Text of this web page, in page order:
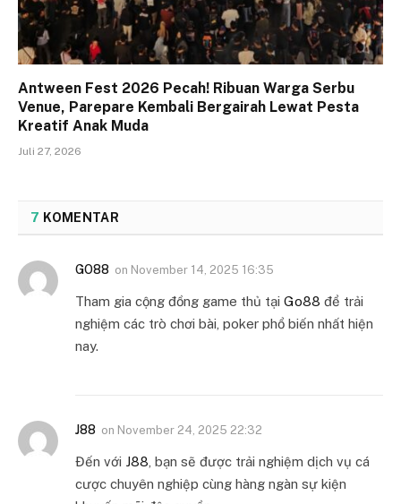
Antween Fest 2026 Pecah! Ribuan Warga Serbu
Venue, Parepare Kembali Bergairah Lewat Pesta
Kreatif Anak Muda
Juli 27, 2026
7 KOMENTAR
GO88 on November 14, 2025 16:35
Tham gia cộng đồng game thủ tại Go88 để trải
nghiệm các trò chơi bài, poker phổ biến nhất hiện
nay.
J88 on November 24, 2025 22:32
Đến với J88, bạn sẽ được trải nghiệm dịch vụ cá
cược chuyên nghiệp cùng hàng ngàn sự kiện